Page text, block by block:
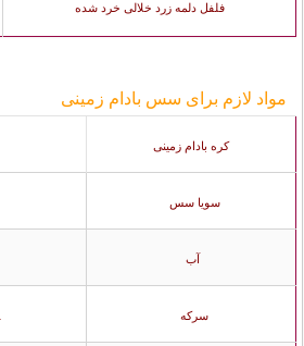
فلفل دلمه زرد خلالی خرد شده
مواد لازم برای سس بادام زمینی
کره بادام زمینی
سویا سس
آب
سرکه